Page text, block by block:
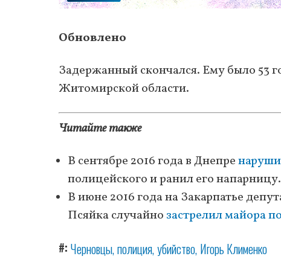
Обновлено
Задержанный скончался. Ему было 53
Житомирской области.
Читайте также
В сентябре 2016 года в Днепре
полицейского и ранил его напарницу.
В июне 2016 года на Закарпатье
Псяйка случайно застрелил майора
# Черновцы полиция убийство Игорь Клименко